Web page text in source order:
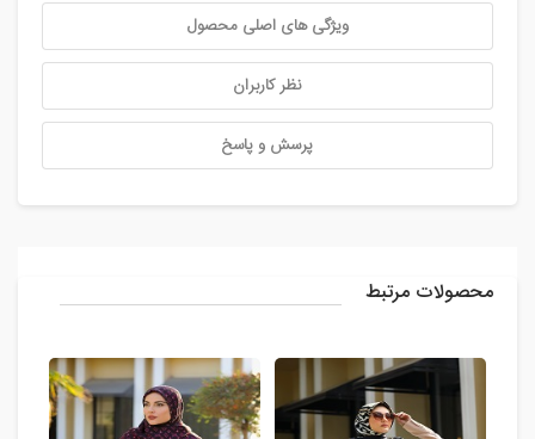
ویژگی های اصلی محصول
نظر کاربران
پرسش و پاسخ
محصولات مرتبط